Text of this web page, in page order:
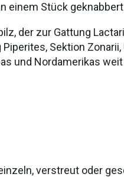
einem Stück
der zur Gattung
Sektion
und Nordamerikas
verstreut oder